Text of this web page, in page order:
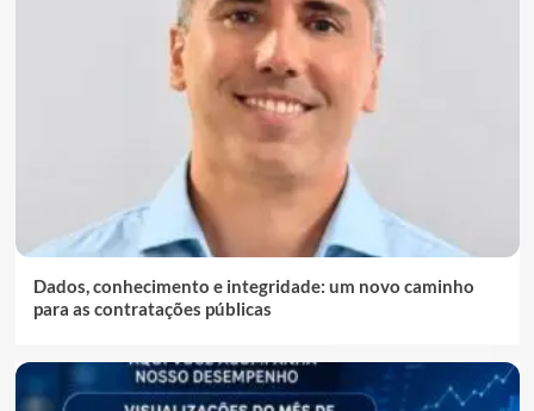
Dados, conhecimento e integridade: um novo caminho
para as contratações públicas